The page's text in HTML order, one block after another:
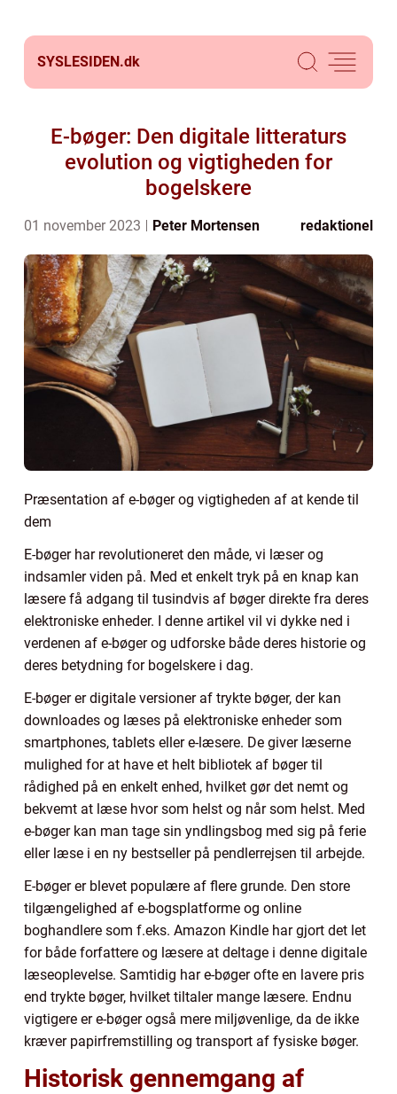
SYSLESIDEN.dk
E-bøger: Den digitale litteraturs
evolution og vigtigheden for
bogelskere
01 november 2023 Peter Mortensen redaktionel
Præsentation af e-bøger og vigtigheden af at kende til
dem
E-bøger har revolutioneret den måde, vi læser og
indsamler viden på. Med et enkelt tryk på en knap kan
læsere få adgang til tusindvis af bøger direkte fra deres
elektroniske enheder. I denne artikel vil vi dykke ned i
verdenen af e-bøger og udforske både deres historie og
deres betydning for bogelskere i dag.
E-bøger er digitale versioner af trykte bøger, der kan
downloades og læses på elektroniske enheder som
smartphones, tablets eller e-læsere. De giver læserne
mulighed for at have et helt bibliotek af bøger til
rådighed på en enkelt enhed, hvilket gør det nemt og
bekvemt at læse hvor som helst og når som helst. Med
e-bøger kan man tage sin yndlingsbog med sig på ferie
eller læse i en ny bestseller på pendlerrejsen til arbejde.
E-bøger er blevet populære af flere grunde. Den store
tilgængelighed af e-bogsplatforme og online
boghandlere som f.eks. Amazon Kindle har gjort det let
for både forfattere og læsere at deltage i denne digitale
læseoplevelse. Samtidig har e-bøger ofte en lavere pris
end trykte bøger, hvilket tiltaler mange læsere. Endnu
vigtigere er e-bøger også mere miljøvenlige, da de ikke
kræver papirfremstilling og transport af fysiske bøger.
Historisk gennemgang af